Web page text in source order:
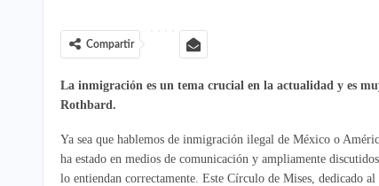
Compartir
La inmigración es un tema crucial en la actualidad y es
Rothbard.
Ya sea que hablemos de inmigración ilegal de México o
ha estado en medios de comunicación y ampliamente
lo entiendan correctamente. Este Círculo de Mises, dedicado